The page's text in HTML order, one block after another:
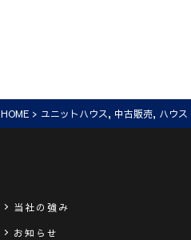
HOME > ユニットハウス, 中古販売, ハウス
当社の強み
お知らせ